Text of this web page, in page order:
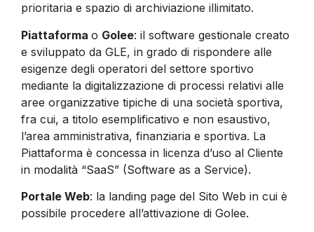
prioritaria e spazio di archiviazione illimitato.
Piattaforma o Golee: il software gestionale creato
e sviluppato da GLE, in grado di rispondere alle
esigenze degli operatori del settore sportivo
mediante la digitalizzazione di processi relativi alle
aree organizzative tipiche di una società sportiva,
fra cui, a titolo esemplificativo e non esaustivo,
l’area amministrativa, finanziaria e sportiva. La
Piattaforma è concessa in licenza d’uso al Cliente
in modalità “SaaS” (Software as a Service).
Portale Web: la landing page del Sito Web in cui è
possibile procedere all’attivazione di Golee.